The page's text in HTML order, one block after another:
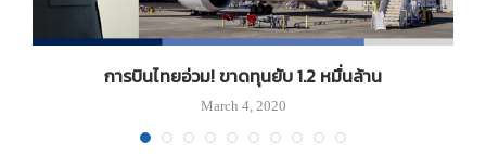
การบินไทยอ่วม! ขาดทุนยับ 1.2 หมื่นล้าน
March 4, 2020